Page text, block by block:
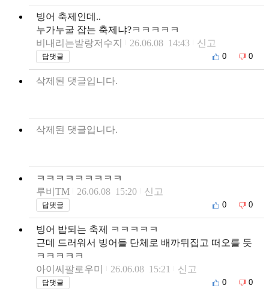
빙어 축제인데..
누가누굴 잡는 축제냐?ㅋㅋㅋㅋㅋ
비내리는발랑저수지
26.06.08 14:43 신고
답댓글 0 0
삭제된 댓글입니다.
삭제된 댓글입니다.
ㅋㅋㅋㅋㅋㅋㅋㅋㅋ
루비TM
26.06.08 15:20 신고
답댓글 0 0
빙어 밥되는 축제 ㅋㅋㅋㅋㅋ
근데 드러워서 빙어들 단체로 배까뒤집고 떠오를 듯
ㅋㅋㅋㅋㅋ
아이씨팔로우미
26.06.08 15:21 신고
답댓글 0 0